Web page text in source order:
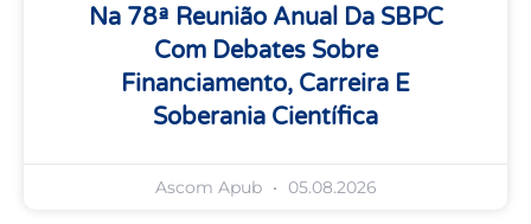
Na 78ª Reunião Anual Da SBPC
Com Debates Sobre
Financiamento, Carreira E
Soberania Científica
Ascom Apub 05.08.2026